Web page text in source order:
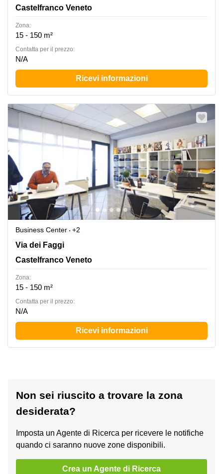
Castelfranco Veneto
Zona:
15 - 150 m²
Сontatta per il prezzo:
N/A
Ricevi informazioni
Business Center
+2
Via dei Faggi 7, Castelfranco Veneto
Via dei Faggi
Castelfranco Veneto
Zona:
15 - 150 m²
Сontatta per il prezzo:
N/A
Ricevi informazioni
Non sei riuscito a trovare la zona
desiderata?
Imposta un Agente di Ricerca per ricevere le notifiche
quando ci saranno nuove zone disponibili.
Crea un Agente di Ricerca